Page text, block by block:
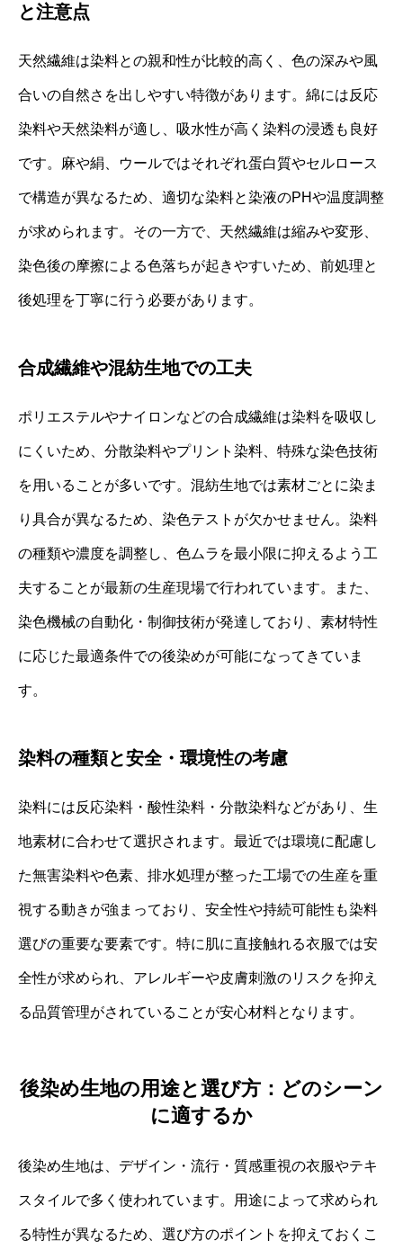
と注意点
天然繊維は染料との親和性が比較的高く、色の深みや風
合いの自然さを出しやすい特徴があります。綿には反応
染料や天然染料が適し、吸水性が高く染料の浸透も良好
です。麻や絹、ウールではそれぞれ蛋白質やセルロース
で構造が異なるため、適切な染料と染液のPHや温度調整
が求められます。その一方で、天然繊維は縮みや変形、
染色後の摩擦による色落ちが起きやすいため、前処理と
後処理を丁寧に行う必要があります。
合成繊維や混紡生地での工夫
ポリエステルやナイロンなどの合成繊維は染料を吸収し
にくいため、分散染料やプリント染料、特殊な染色技術
を用いることが多いです。混紡生地では素材ごとに染ま
り具合が異なるため、染色テストが欠かせません。染料
の種類や濃度を調整し、色ムラを最小限に抑えるよう工
夫することが最新の生産現場で行われています。また、
染色機械の自動化・制御技術が発達しており、素材特性
に応じた最適条件での後染めが可能になってきていま
す。
染料の種類と安全・環境性の考慮
染料には反応染料・酸性染料・分散染料などがあり、生
地素材に合わせて選択されます。最近では環境に配慮し
た無害染料や色素、排水処理が整った工場での生産を重
視する動きが強まっており、安全性や持続可能性も染料
選びの重要な要素です。特に肌に直接触れる衣服では安
全性が求められ、アレルギーや皮膚刺激のリスクを抑え
る品質管理がされていることが安心材料となります。
後染め生地の用途と選び方：どのシーン
に適するか
後染め生地は、デザイン・流行・質感重視の衣服やテキ
スタイルで多く使われています。用途によって求められ
る特性が異なるため、選び方のポイントを抑えておくこ